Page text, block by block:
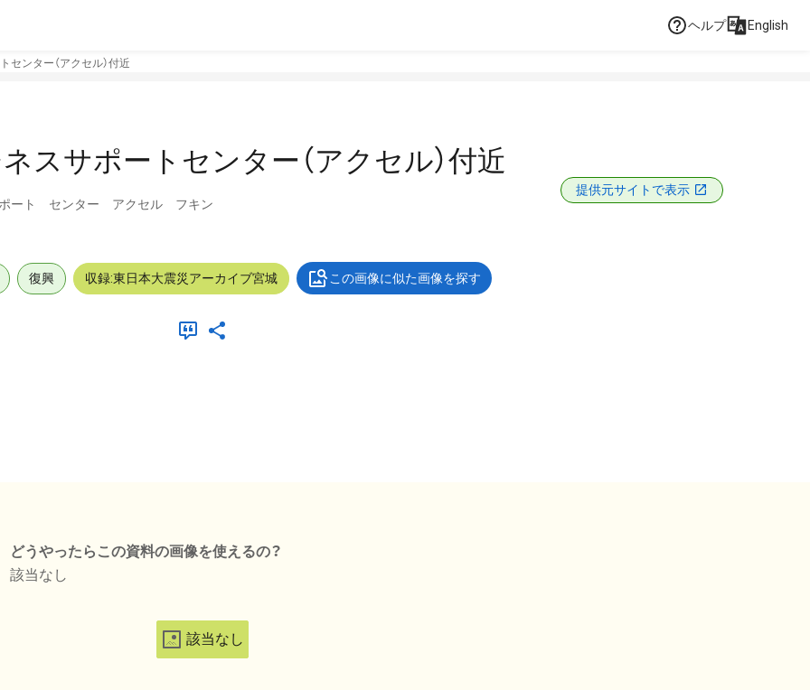
ヘルプ English
ンター（アクセル）付近
スサポートセンター（アクセル）付近
ート センター アクセル フキン
提供元サイトで表示
復興 収録:東日本大震災アーカイブ宮城 この画像に似た画像を探す
どうやったらこの資料の画像を使えるの？
該当なし
該当なし